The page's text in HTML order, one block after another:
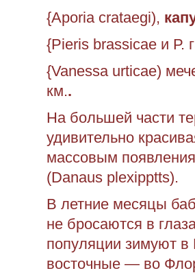
{Aporia crataegi),
{Pieris brassicae и Р.
{Vanessa urticae)
км..
На большей части
удивительно
массовым
(Danaus plexipptts).
В летние месяцы
не бросаются в
популяции зи­муют
восточные — во